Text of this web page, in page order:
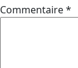
Commentaire*